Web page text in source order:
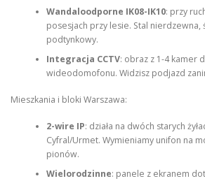
Wandaloodporne IK08-IK10: przy
posesjach przy lesie. Stal nierdzewna,
podtynkowy.
Integracja CCTV: obraz z 1-4 kamer
wideodomofonu. Widzisz podjazd
Mieszkania i bloki Warszawa:
2-wire IP: działa na dwóch starych
Cyfral/Urmet. Wymieniamy unifon na
pionów.
Wielorodzinne: panele z ekranem